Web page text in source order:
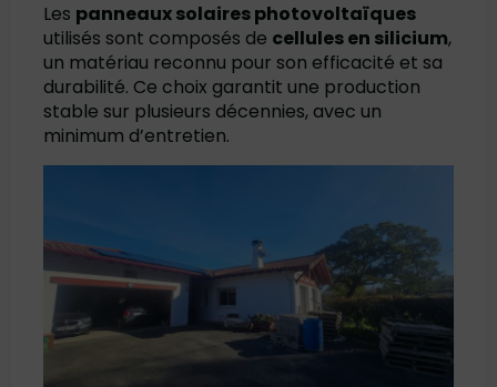
Les panneaux solaires photovoltaïques
utilisés sont composés de cellules en silicium,
un matériau reconnu pour son efficacité et sa
durabilité. Ce choix garantit une production
stable sur plusieurs décennies, avec un
minimum d’entretien.